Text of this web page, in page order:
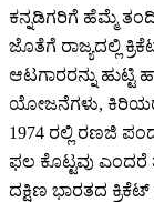
ಕನ್ನಡಿಗರಿಗೆ ಹೆಮ್ಮೆ
ಜೊತೆಗೆ ರಾಜ್ಯದಲ್ಲಿ
ಆಟಗಾರರನ್ನು
ಯೋಜನೆಗಳು, ಕಿರಿಯರ
1974 ರಲ್ಲಿ ರಣಜಿ
ಫಲ ಕೊಟ್ಟವು ಎಂದರೆ
ದಕ್ಷಿಣ ಭಾರತದ